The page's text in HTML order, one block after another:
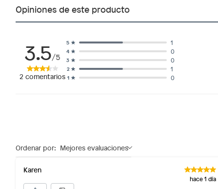
Opiniones de este producto
3.5/5
2 comentarios 1 0
2 1
3 0
4 0
5 1
Ordenar por: Mejores evaluaciones
Karen
hace 1 día